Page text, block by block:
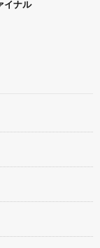
イナル